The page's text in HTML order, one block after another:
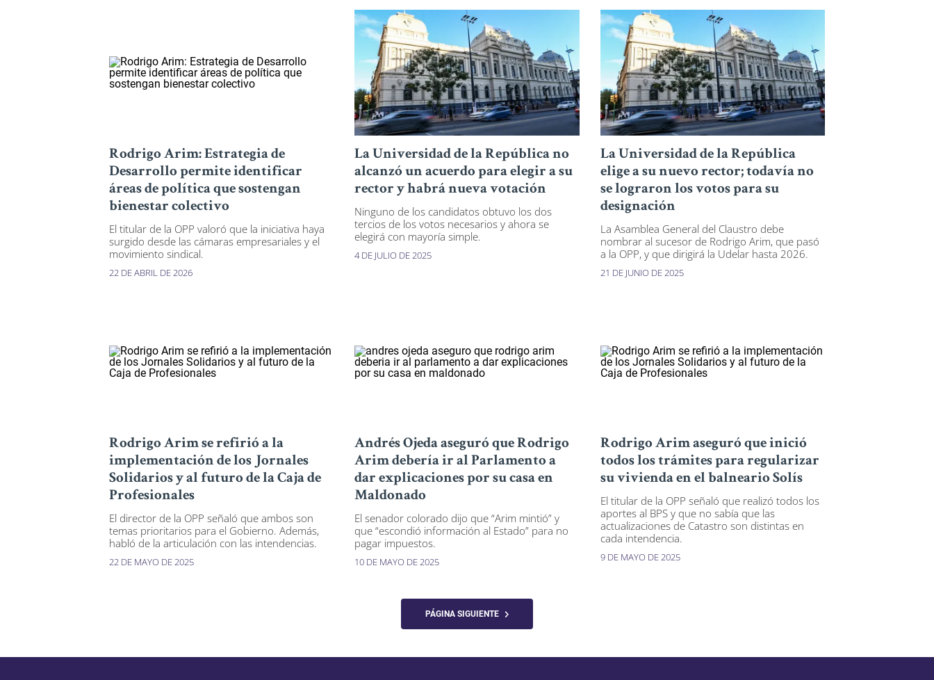
Rodrigo Arim: Estrategia de
Desarrollo permite identificar
áreas de política que sostengan
bienestar colectivo
El titular de la OPP valoró que la iniciativa haya
surgido desde las cámaras empresariales y el
movimiento sindical.
22 DE ABRIL DE 2026
La Universidad de la República no
alcanzó un acuerdo para elegir a su
rector y habrá nueva votación
Ninguno de los candidatos obtuvo los dos
tercios de los votos necesarios y ahora se
elegirá con mayoría simple.
4 DE JULIO DE 2025
La Universidad de la República
elige a su nuevo rector; todavía no
se lograron los votos para su
designación
La Asamblea General del Claustro debe
nombrar al sucesor de Rodrigo Arim, que pasó
a la OPP, y que dirigirá la Udelar hasta 2026.
21 DE JUNIO DE 2025
Rodrigo Arim se refirió a la
implementación de los Jornales
Solidarios y al futuro de la Caja de
Profesionales
El director de la OPP señaló que ambos son
temas prioritarios para el Gobierno. Además,
habló de la articulación con las intendencias.
22 DE MAYO DE 2025
Andrés Ojeda aseguró que Rodrigo
Arim debería ir al Parlamento a
dar explicaciones por su casa en
Maldonado
El senador colorado dijo que “Arim mintió” y
que “escondió información al Estado” para no
pagar impuestos.
10 DE MAYO DE 2025
Rodrigo Arim aseguró que inició
todos los trámites para regularizar
su vivienda en el balneario Solís
El titular de la OPP señaló que realizó todos los
aportes al BPS y que no sabía que las
actualizaciones de Catastro son distintas en
cada intendencia.
9 DE MAYO DE 2025
PÁGINA SIGUIENTE